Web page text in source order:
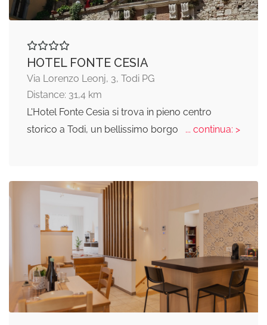
HOTEL FONTE CESIA
Via Lorenzo Leonj, 3, Todi PG
Distance: 31,4 km
L'Hotel Fonte Cesia si trova in pieno centro
storico a Todi, un bellissimo borgo
... continua: >